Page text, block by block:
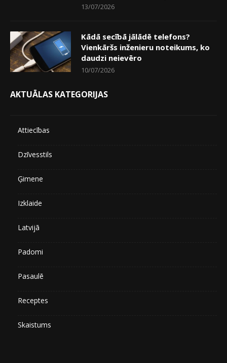
13/07/2026
Kādā secībā jālādē telefons?
Vienkāršs inženieru noteikums, ko
daudzi neievēro
10/07/2026
AKTUĀLAS KATEGORIJAS
Attiecības
Dzīvesstils
Ģimene
Izklaide
Latvijā
Padomi
Pasaulē
Receptes
Skaistums